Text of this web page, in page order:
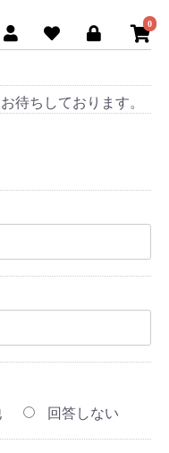
0
待ちしております。
回答しない